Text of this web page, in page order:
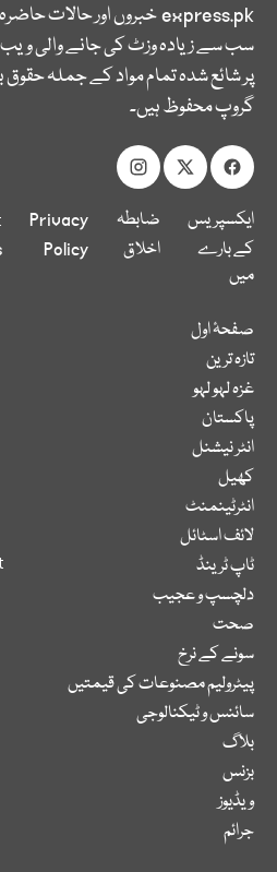
express.pkخبروں اور حالات
سب سے زیادہ وزٹ کی جانے والی
پر شائع شدہ تمام مواد کے جملہ
گروپ محفوظ ہیں۔
ایکسپریس
کے بارے
میں
ضابطہ
اخلاق
Privacy
Policy
صفحۂ اول
تازہ ترین
غزہ لہو لہو
پاکستان
انٹر نیشنل
کھیل
انٹرٹینمنٹ
لائف اسٹائل
ٹاپ ٹرینڈ
دلچسپ و عجیب
صحت
سونے کے نرخ
پیٹرولیم مصنوعات کی قیمتیں
سائنس و ٹیکنالوجی
بلاگ
بزنس
ویڈیوز
جرائم